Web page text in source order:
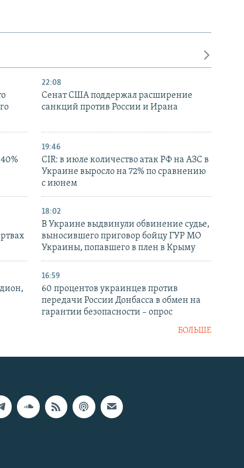
22:08
Сенат США поддержал расширение
санкций против России и Ирана
19:46
CIR: в июле количество атак РФ на АЗС в
Украине выросло на 72% по сравнению
с июнем
18:02
В Украине выдвинули обвинение судье,
выносившего приговор бойцу ГУР МО
Украины, попавшего в плен в Крыму
16:59
60 процентов украинцев против
передачи России Донбасса в обмен на
гарантии безопасности – опрос
БОЛЬШЕ